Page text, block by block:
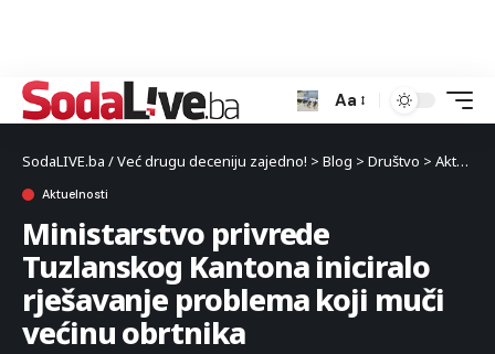
Aa
SodaLIVE.ba / Već drugu deceniju zajedno! > Blog > Društvo > Aktuelnosti
Aktuelnosti
Ministarstvo privrede
Tuzlanskog Kantona iniciralo
rješavanje problema koji muči
većinu obrtnika